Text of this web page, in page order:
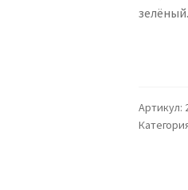
зелёный.
Артикул: